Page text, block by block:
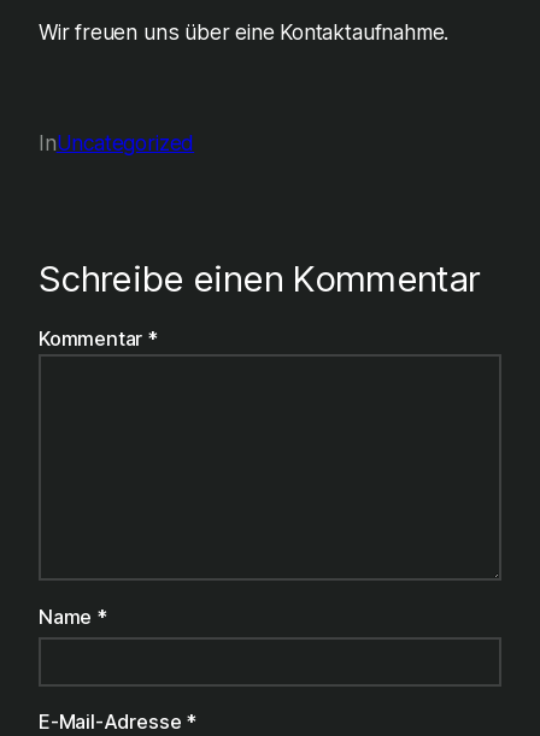
Wir freuen uns über eine Kontaktaufnahme.
InUncategorized
Schreibe einen Kommentar
Kommentar *
Name *
E-Mail-Adresse *